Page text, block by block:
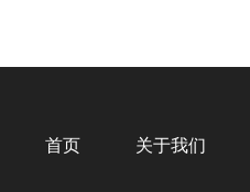
首页 关于我们